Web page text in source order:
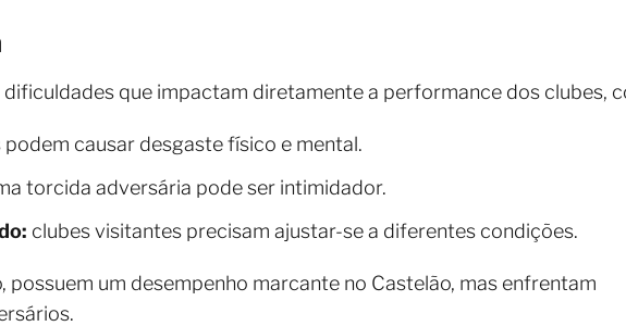
que impactam diretamente a performance dos clubes,
podem causar desgaste físico e mental.
torcida adversária pode ser intimidador.
clubes visitantes precisam ajustar-se a diferentes condições.
possuem um desempenho marcante no Castelão, mas enfrentam